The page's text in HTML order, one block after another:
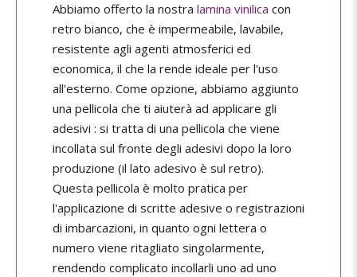
Abbiamo offerto la nostra lamina vinilica con
retro bianco, che è impermeabile, lavabile,
resistente agli agenti atmosferici ed
economica, il che la rende ideale per l'uso
all'esterno. Come opzione, abbiamo aggiunto
una pellicola che ti aiuterà ad applicare gli
adesivi : si tratta di una pellicola che viene
incollata sul fronte degli adesivi dopo la loro
produzione (il lato adesivo è sul retro).
Questa pellicola è molto pratica per
l'applicazione di scritte adesive o registrazioni
di imbarcazioni, in quanto ogni lettera o
numero viene ritagliato singolarmente,
rendendo complicato incollarli uno ad uno